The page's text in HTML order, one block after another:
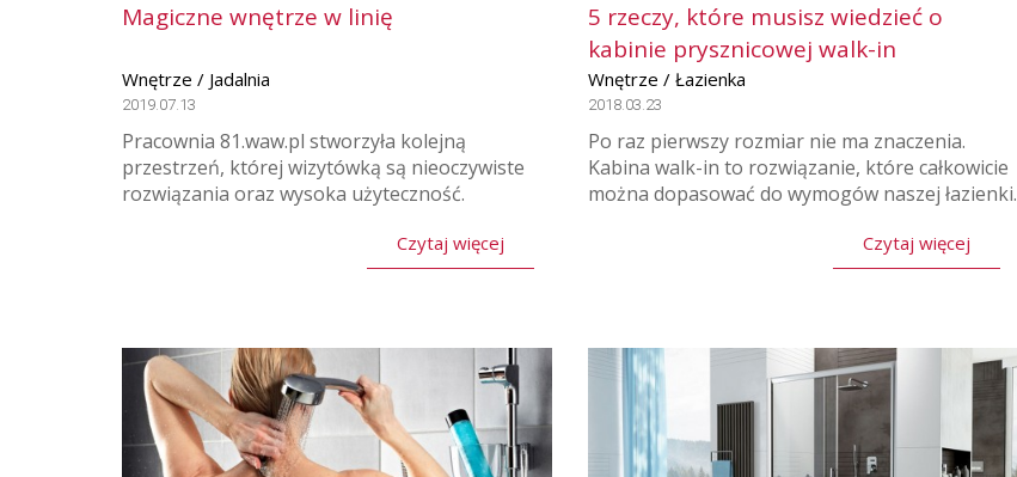
Magiczne wnętrze w linię
Wnętrze / Jadalnia
2019.07.13
Pracownia 81.waw.pl stworzyła kolejną
przestrzeń, której wizytówką są nieoczywiste
rozwiązania oraz wysoka użyteczność.
Czytaj więcej
5 rzeczy, które musisz wiedzieć o
kabinie prysznicowej walk-in
Wnętrze / Łazienka
2018.03.23
Po raz pierwszy rozmiar nie ma znaczenia.
Kabina walk-in to rozwiązanie, które całkowicie
można dopasować do wymogów naszej łazienki.
Czytaj więcej